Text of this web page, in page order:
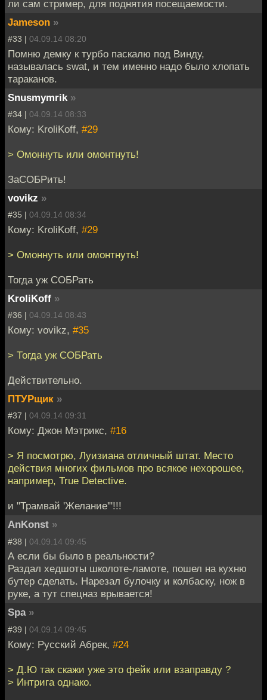
ли сам стример, для поднятия посещаемости.
Jameson »
#33 | 04.09.14 08:20
Помню демку к турбо паскалю под Винду,
называлась swat, и тем именно надо было хлопать
тараканов.
Snusmymrik »
#34 | 04.09.14 08:33
Кому: KroliKoff, #29
> Омоннуть или омонтнуть!
ЗаСОБРить!
vovikz »
#35 | 04.09.14 08:34
Кому: KroliKoff, #29
> Омоннуть или омонтнуть!
Тогда уж СОБРать
KroliKoff »
#36 | 04.09.14 08:43
Кому: vovikz, #35
> Тогда уж СОБРать
Действительно.
ПТУРщик »
#37 | 04.09.14 09:31
Кому: Джон Мэтрикс, #16
> Я посмотрю, Луизиана отличный штат. Место
действия многих фильмов про всякое нехорошее,
например, True Detective.
и "Трамвай 'Желание'"!!!
AnKonst »
#38 | 04.09.14 09:45
А если бы было в реальности?
Раздал хедшоты школоте-ламоте, пошел на кухню
бутер сделать. Нарезал булочку и колбаску, нож в
руке, а тут спецназ врывается!
Spa »
#39 | 04.09.14 09:45
Кому: Русский Абрек, #24
> Д.Ю так скажи уже это фейк или взаправду ?
> Интрига однако.